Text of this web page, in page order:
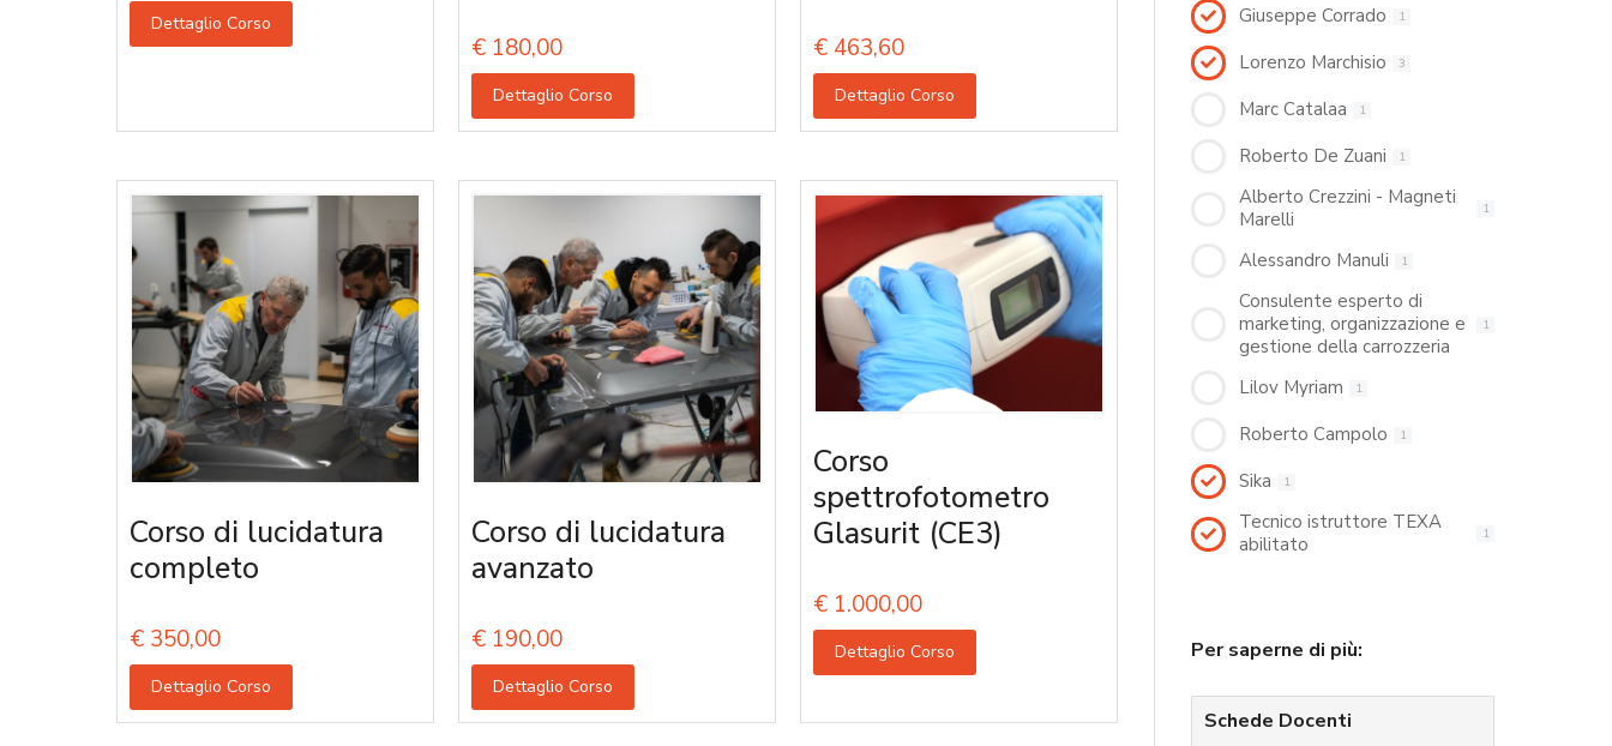
Dettaglio Corso
€ 180,00
Dettaglio Corso
€ 463,60
Dettaglio Corso
Corso di lucidatura
completo
€ 350,00
Dettaglio Corso
Corso di lucidatura
avanzato
€ 190,00
Dettaglio Corso
Corso
spettrofotometro
Glasurit (CE3)
€ 1.000,00
Dettaglio Corso
Giuseppe Corrado 1
Lorenzo Marchisio 3
Marc Catalaa 1
Roberto De Zuani 1
Alberto Crezzini - Magneti
Marelli
1
Alessandro Manuli 1
Consulente esperto di
marketing, organizzazione e
gestione della carrozzeria
1
Lilov Myriam 1
Roberto Campolo 1
Sika 1
Tecnico istruttore TEXA
abilitato
1
Per saperne di più:
Schede Docenti